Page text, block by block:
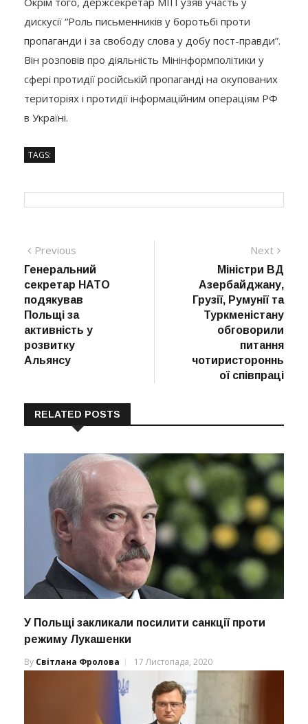
дискусії “Роль письменників у боротьбі проти
пропаганди і за свободу слова у добу пост-правди”.
Він розповів про діяльність Мінінформполітики у
сфері протидії російській пропаганді на окупованих
територіях і протидії інформаційним операціям РФ
в Україні.
TAGS:
Навігація
записів
Previous
post:
Генеральний
секретар НАТО
подякував
Польщі за
активність у
розвитку
Альянсу
Next
Міністри ВД
Азербайджану,
Грузії, Румунії та
Туркменістану
обговорили
питання
чотиристороннь
ої співпраці
RELATED POSTS
У Польщі закликали посилити санкції проти
режиму Лукашенки
By Світлана Фролова 17 Листопада, 2020